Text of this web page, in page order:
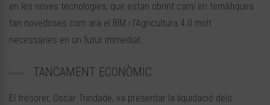
en les noves tecnologies, que estan obrint camí en temàtiques
tan novedoses com ara el BIM i l’Agricultura 4.0 molt
necessàries en un futur immediat.
TANCAMENT ECONÒMIC
El tresorer, Oscar Trindade, va presentar la liquidació dels